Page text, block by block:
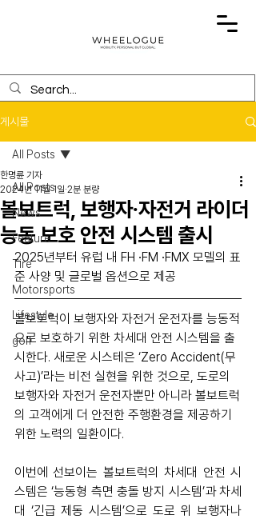
게시물
All Posts
News
Feature
Tire
Motorsports
Lifestyle
golf
All Posts
볼보트럭, 보행자∙자전거 라이더
능동 보호 안전 시스템 출시
한명륜 기자
2024년 11월 1일 2분 분량
2025년부터 유럽 내 FH ∙FM ∙FMX 모델의 표
준 사양 및 글로벌 옵션으로 제공
볼보트럭이 보행자와 자전거 운전자를 능동적
으로 보호하기 위한 차세대 안전 시스템을 출
시한다. 새로운 시스테은 ‘Zero Accident(무
사고)’라는 비전 실현을 위한 것으로, 도로의
보행자와 자전거 운전자뿐만 아니라 볼보트럭
의 고객에게 더 안전한 주행환경을 제공하기
위한 노력의 일환이다.
이번에 선보이는 볼보트럭의 차세대 안전 시
스템은 ‘능동형 측면 충돌 방지 시스템’과 차세
대 ‘긴급 제동 시스템’으로 도로 위 보행자나